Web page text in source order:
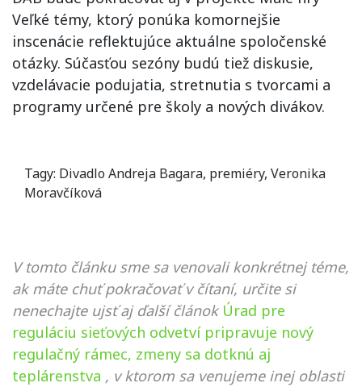
Veľké témy, ktorý ponúka komornejšie
inscenácie reflektujúce aktuálne spoločenské
otázky. Súčasťou sezóny budú tiež diskusie,
vzdelávacie podujatia, stretnutia s tvorcami a
programy určené pre školy a nových divákov.
Tagy: Divadlo Andreja Bagara, premiéry, Veronika
Moravčíková
V tomto článku sme sa venovali konkrétnej téme,
ak máte chuť pokračovať v čítaní, určite si
nenechajte ujsť aj ďalší článok Úrad pre
reguláciu sieťových odvetví pripravuje nový
regulačný rámec, zmeny sa dotknú aj
teplárenstva , v ktorom sa venujeme inej oblasti